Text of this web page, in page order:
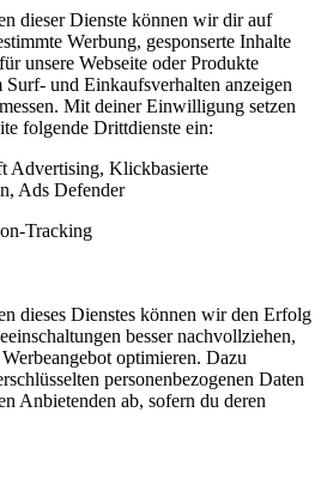
dieser Dienste können wir dir auf
Werbung, gesponserte Inhalte
unsere Webseite oder Produkte
Surf- und Einkaufsverhalten anzeigen
Mit deiner Einwilligung setzen
folgende Drittdienste ein:
Advertising, Klickbasierte
Ads Defender
Tracking
dieses Dienstes können wir den Erfolg
besser nachvollziehen,
optimieren. Dazu
personenbezogenen Daten
Anbietenden ab, sofern du deren